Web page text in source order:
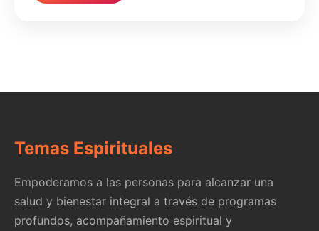
Temas Espirituales
Empoderamos a las personas para alcanzar una
salud y bienestar integral a través de programas
profundos, acompañamiento espiritual y